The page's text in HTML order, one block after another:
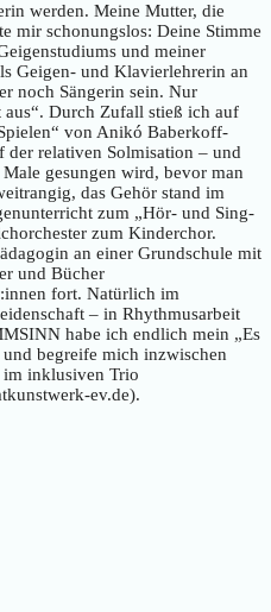
werden. Meine Mutter, die
mir schonungslos: Deine Stimme
und meiner
Geigen- und Klavierlehrerin an
noch Sängerin sein. Nur
Durch Zufall stieß ich auf
von Anikó Baberkoff-
der relativen Solmisation – und
gesungen wird, bevor man
das Gehör stand im
zum „Hör- und Sing-
zum Kinderchor.
an einer Grundschule mit
und Bücher
fort. Natürlich im
– in Rhythmusarbeit
habe ich endlich mein „Es
begreife mich inzwischen
im inklusiven Trio
ev.de).